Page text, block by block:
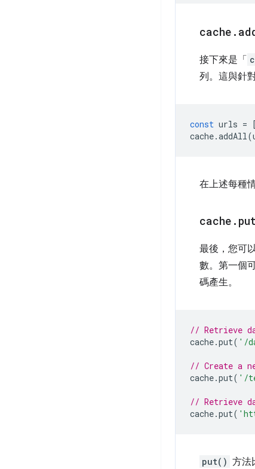
cache .
接下來是「
列。這與針
const urls = [
cache.addAll(
在上述每種
cache .
最後，您可
數。第一個
碼產生。
// Retrieve
cache.put( '/
// Create a
cache.put( '/
// Retrieve
cache.put(
put() 方法